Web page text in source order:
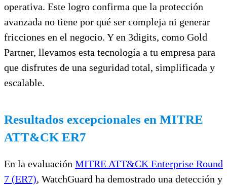
operativa. Este logro confirma que la protección
avanzada no tiene por qué ser compleja ni generar
fricciones en el negocio. Y en 3digits, como Gold
Partner, llevamos esta tecnología a tu empresa para
que disfrutes de una seguridad total, simplificada y
escalable.
Resultados excepcionales en MITRE
ATT&CK ER7
En la evaluación MITRE ATT&CK Enterprise Round
7 (ER7), WatchGuard ha demostrado una detección y